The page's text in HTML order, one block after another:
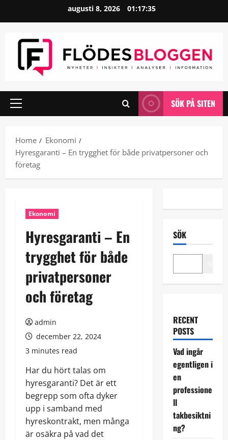
augusti 8, 2026 01:17:36
Primary
SÖK PÅ SITEN
Home
Ekonomi
Hyresgaranti – En trygghet för både privatpersoner och
företag
Ekonomi
Hyresgaranti – En
trygghet för både
privatpersoner
och företag
admin
december 22, 2024
3 minutes read
Har du hört talas om
hyresgaranti? Det är ett
begrepp som ofta dyker
upp i samband med
hyreskontrakt, men många
är osäkra på vad det
SÖK
RECENT
POSTS
Vad ingår
egentligen i
en
professione
ll
takbesiktni
ng?